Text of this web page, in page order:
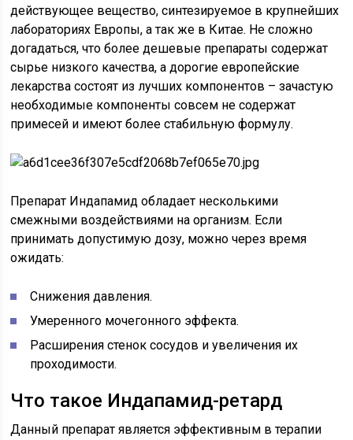
действующее вещество, синтезируемое в крупнейших
лабораториях Европы, а так же в Китае. Не сложно
догадаться, что более дешевые препараты содержат
сырье низкого качества, а дорогие европейские
лекарства состоят из лучших компонентов – зачастую
необходимые компоненты совсем не содержат
примесей и имеют более стабильную формулу.
Препарат Индапамид обладает несколькими
смежными воздействиями на организм. Если
принимать допустимую дозу, можно через время
ожидать:
Снижения давления.
Умеренного мочегонного эффекта.
Расширения стенок сосудов и увеличения их
проходимости.
Что такое Индапамид-ретард
Данный препарат является эффективным в терапии